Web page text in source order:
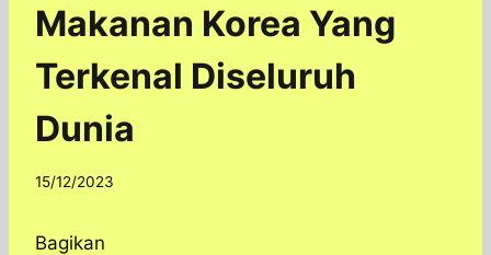
Makanan Korea Yang
Terkenal Diseluruh
Dunia
By
15/12/2023
Bagikan